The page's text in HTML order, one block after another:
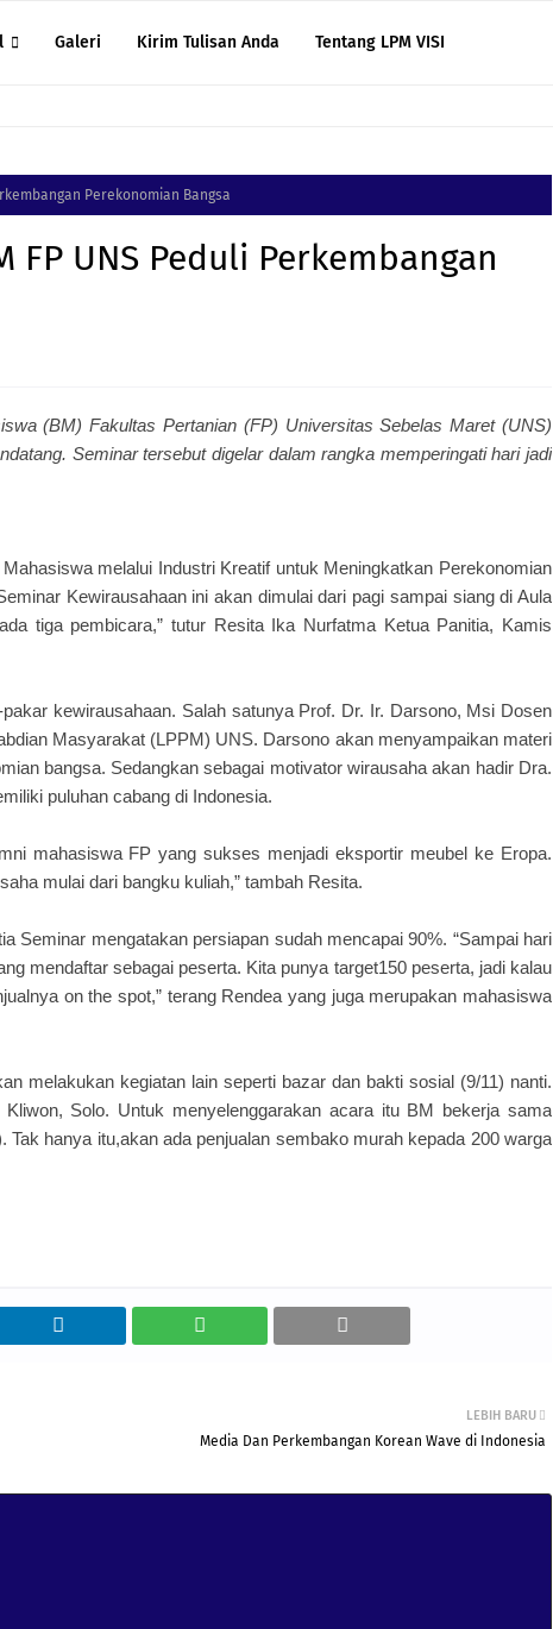
Galeri Kirim Tulisan Anda Tentang LPM VISI
Perekonomian Bangsa
UNS Peduli Perkembangan
(BM) Fakultas Pertanian (FP) Universitas Sebelas Maret (UNS)
Seminar tersebut digelar dalam rangka memperingati hari jadi
melalui Industri Kreatif untuk Meningkatkan Perekonomian
Kewirausahaan ini akan dimulai dari pagi sampai siang di Aula
tiga pembicara,” tutur Resita Ika Nurfatma Ketua Panitia, Kamis
kewirausahaan. Salah satunya Prof. Dr. Ir. Darsono, Msi Dosen
Masyarakat (LPPM) UNS. Darsono akan menyampaikan materi
bangsa. Sedangkan sebagai motivator wirausaha akan hadir Dra.
puluhan cabang di Indonesia.
mahasiswa FP yang sukses menjadi eksportir meubel ke Eropa.
mulai dari bangku kuliah,” tambah Resita.
Seminar mengatakan persiapan sudah mencapai 90%. “Sampai hari
mendaftar sebagai peserta. Kita punya target150 peserta, jadi kalau
on the spot,” terang Rendea yang juga merupakan mahasiswa
melakukan kegiatan lain seperti bazar dan bakti sosial (9/11) nanti.
Solo. Untuk menyelenggarakan acara itu BM bekerja sama
hanya itu,akan ada penjualan sembako murah kepada 200 warga
LEBIH BARU
Media Dan Perkembangan Korean Wave di Indonesia